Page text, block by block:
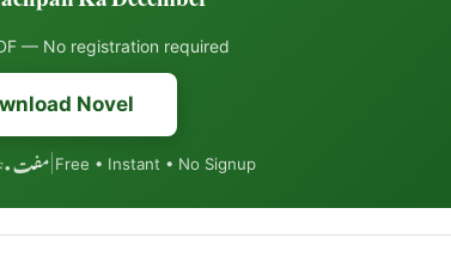
— No registration required
Novel
مفت • PDF فارمیٹ • موبائل فرینڈلی Free • Instant • No Signup